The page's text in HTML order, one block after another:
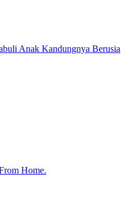
Anak Kandungnya Berusia
Home.